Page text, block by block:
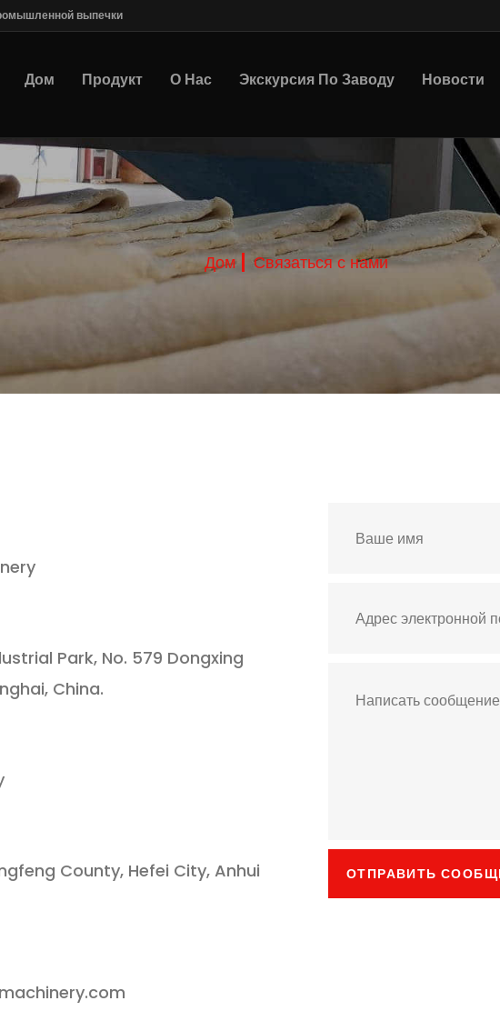
выпечки
Дом Продукт О Нас Экскурсия По Заводу Новости
Дом Связаться с нами
Park, No. 579 Dongxing
China.
County, Hefei City, Anhui
ОТПРАВИТЬ